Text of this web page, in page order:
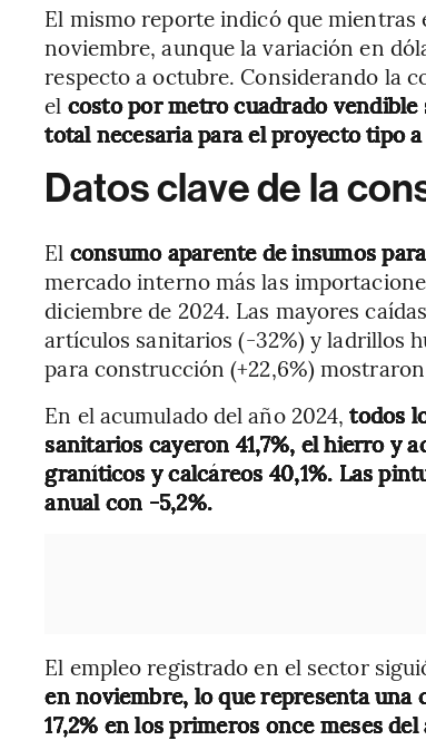
El mismo reporte indicó que mientras
noviembre, aunque la variación en
respecto a octubre. Considerando la
el costo por metro cuadrado vendible
total necesaria para el proyecto tipo a
Datos clave de la
El consumo aparente de insumos
mercado interno más las
diciembre de 2024. Las mayores
artículos sanitarios (-32%) y ladrillos
para construcción (+22,6%)
En el acumulado del año 2024,todos
sanitarios cayeron 41,7%, el hierro y
graníticos y calcáreos 40,1%. Las
anual con -5,2%.
El empleo registrado en el sector
en noviembre, lo que representa una
17,2% en los primeros once meses del